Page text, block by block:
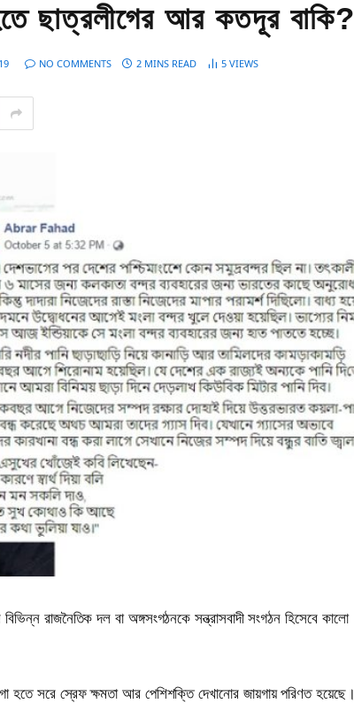
ছাত্রলীগের আর কতদূর বাকি?
NO COMMENTS 2 MINS READ 5 VIEWS
রাজনৈতিক দল বা অঙ্গসংগঠনকে সন্ত্রাসবাদী সংগঠন হিসেবে কালো
হতে সরে স্রেফ ক্ষমতা আর পেশিশক্তি দেখানোর জায়গায় পরিণত হয়েছে।